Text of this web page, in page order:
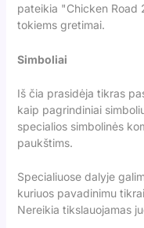
pateikia "Chicken Road
tokiems gretimai.
Simboliai
Iš čia prasidėja tikras
kaip pagrindiniai
specialios simbolinės
paukštims.
Specialiuose dalyje
kuriuos pavadinimu
Nereikia tikslauojamas